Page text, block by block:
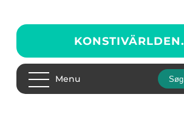
KONSTIVÄRLDEN.
Menu